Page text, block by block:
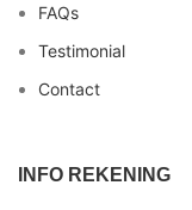
FAQs
Testimonial
Contact
INFO REKENING